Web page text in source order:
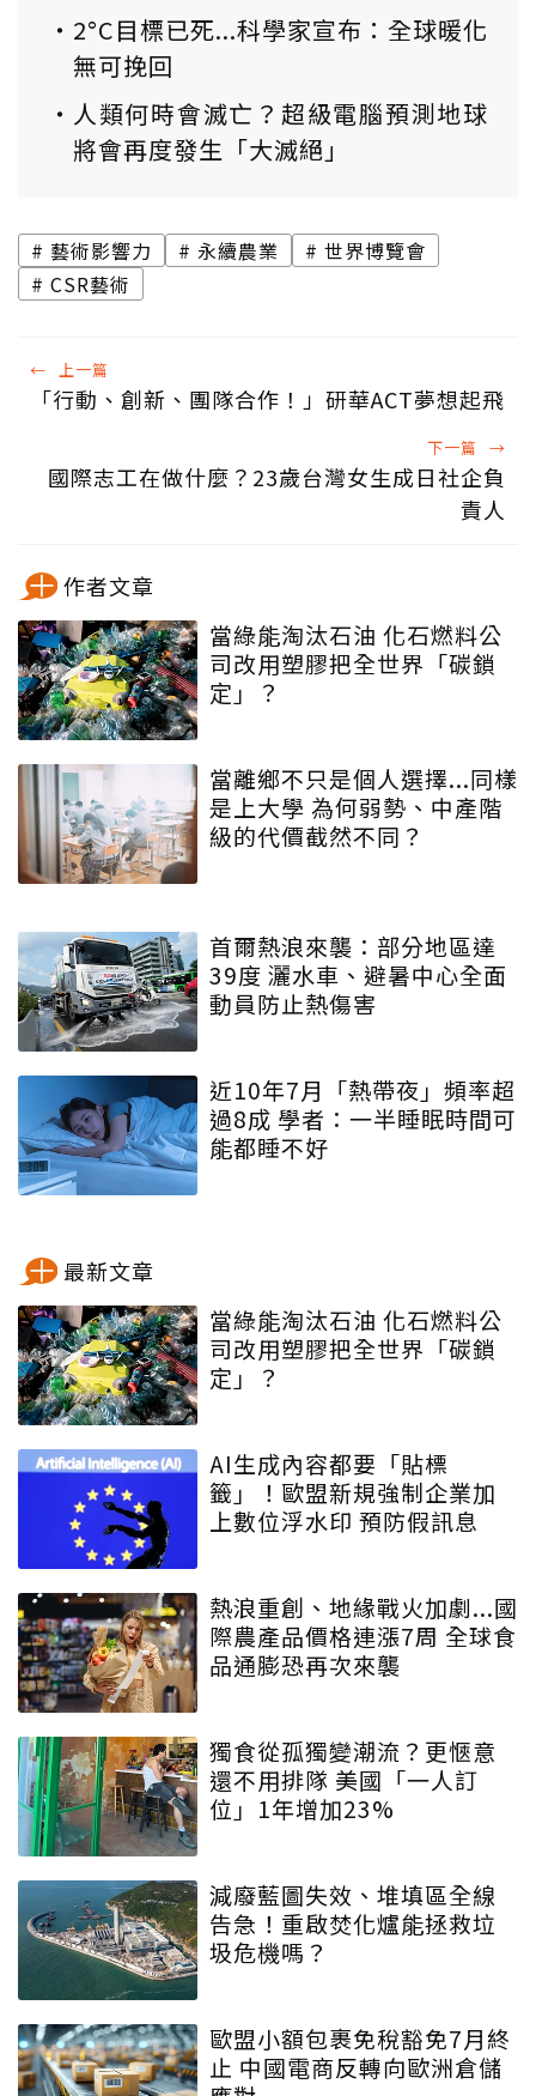
2°C目標已死...科學家宣布：全球暖化
無可挽回
人類何時會滅亡？超級電腦預測地球
將會再度發生「大滅絕」
藝術影響力 永續農業
世界博覽會
CSR藝術
← 上一篇
「行動、創新、團隊合作！」研華ACT夢想起飛
下一篇 →
國際志工在做什麼？23歲台灣女生成日社企負
責人
作者文章
當綠能淘汰石油 化石燃料公
司改用塑膠把全世界「碳鎖
定」？
當離鄉不只是個人選擇...同樣
是上大學 為何弱勢、中產階
級的代價截然不同？
首爾熱浪來襲：部分地區達
39度 灑水車、避暑中心全面
動員防止熱傷害
近10年7月「熱帶夜」頻率超
過8成 學者：一半睡眠時間可
能都睡不好
最新文章
當綠能淘汰石油 化石燃料公
司改用塑膠把全世界「碳鎖
定」？
AI生成內容都要「貼標
籤」！歐盟新規強制企業加
上數位浮水印 預防假訊息
熱浪重創、地緣戰火加劇...國
際農產品價格連漲7周 全球食
品通膨恐再次來襲
獨食從孤獨變潮流？更愜意
還不用排隊 美國「一人訂
位」1年增加23%
減廢藍圖失效、堆填區全線
告急！重啟焚化爐能拯救垃
圾危機嗎？
歐盟小額包裹免稅豁免7月終
止 中國電商反轉向歐洲倉儲